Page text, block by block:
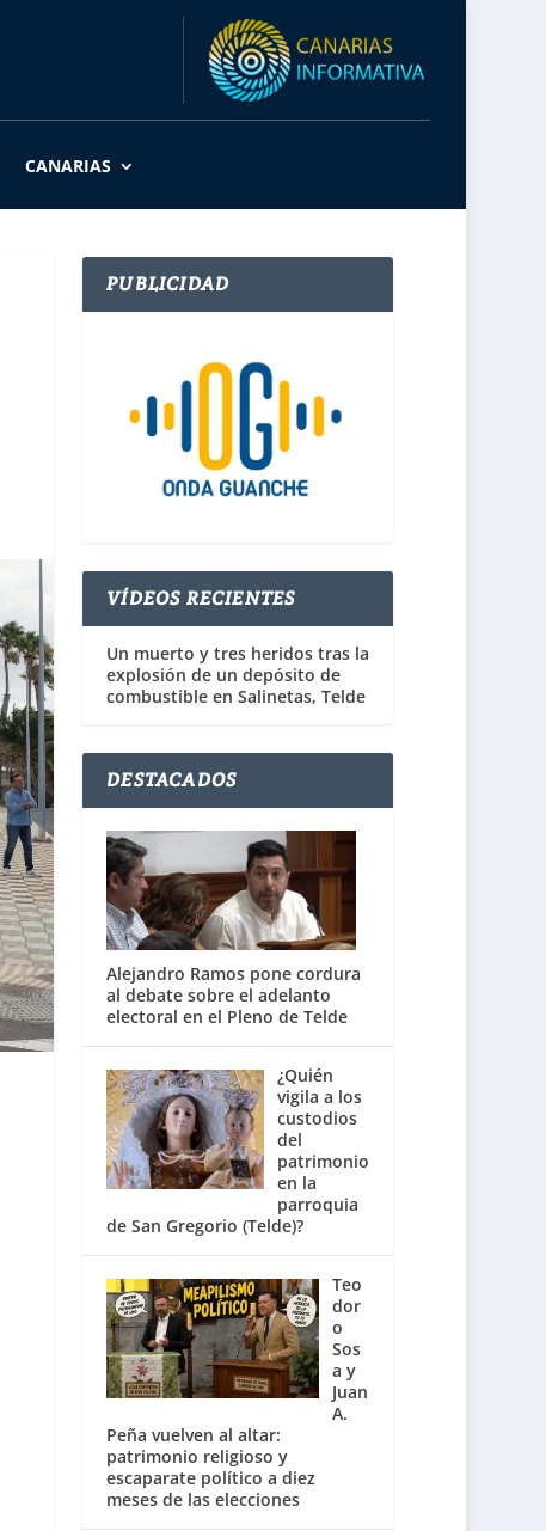
CANARIAS
PUBLICIDAD
VÍDEOS RECIENTES
Un muerto y tres heridos tras la
explosión de un depósito de
combustible en Salinetas, Telde
DESTACADOS
Alejandro Ramos pone cordura
al debate sobre el adelanto
electoral en el Pleno de Telde
¿Quién
vigila a los
custodios
del
patrimonio
en la
parroquia
de San Gregorio (Telde)?
Teo
dor
o
Sos
a y
Juan
A.
Peña vuelven al altar:
patrimonio religioso y
escaparate político a diez
meses de las elecciones